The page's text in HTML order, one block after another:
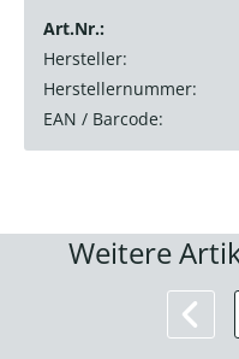
Art.Nr.:
Hersteller:
Herstellernummer:
EAN / Barcode:
Weitere